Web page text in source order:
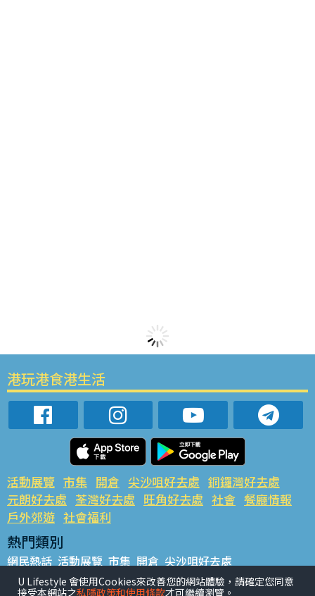
港玩港食港生活
活動展覽 市集 開倉 尖沙咀好去處 銅鑼灣好去處
元朗好去處 荃灣好去處 旺角好去處 社會 餐廳情報
戶外郊遊 社會福利
熱門類別
網民熱話 活動展覽 市集 開倉 尖沙咀好去處
銅鑼灣好去處 元朗好去處 荃灣好去處 旺角好去處 社會
U Lifestyle 會使用Cookies來改善您的網站體驗，請確定您同意
接受本網站之私隱政策和使用條款才可繼續瀏覽。